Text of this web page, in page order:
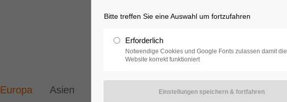
Europa Asien Indischer Ozean Orient
Bitte treffen Sie eine Auswahl um fortzufahren
Erforderlich
Notwendige Cookies und Google Fonts zulassen damit die
Website korrekt funktioniert